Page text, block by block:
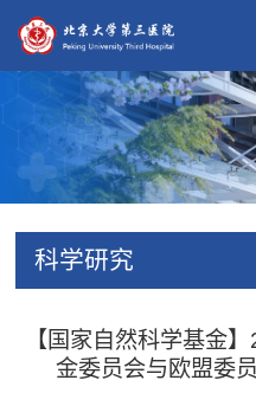
科学研究
【国家自然科学基金
金委员会与欧盟委